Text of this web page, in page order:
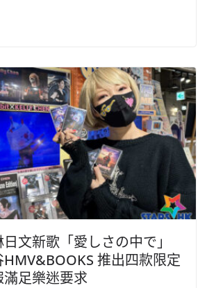
文新歌「愛しさの中で」
推出四款限定
足樂迷要求